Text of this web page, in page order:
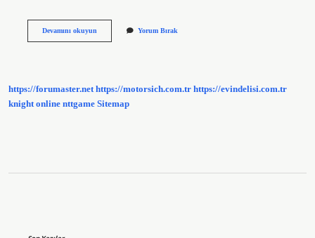
Devamını okuyunBüyük
Yorum Bırak
https://forumaster.net https://motorsich.com.tr https://evindelisi.com.tr
knight online nttgame Sitemap